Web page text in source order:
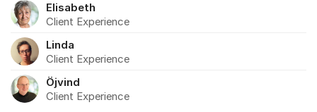
Elisabeth
Client Experience
Linda
Client Experience
Öjvind
Client Experience